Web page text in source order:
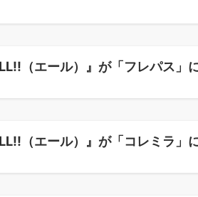
（エール）』が「フレパス」
（エール）』が「コレミラ」